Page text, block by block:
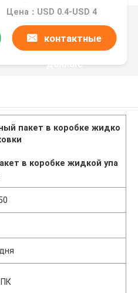
Цена：USD 0.4-USD 4
контактные
данные
пакет в коробке жидко
в коробке жидкой упа